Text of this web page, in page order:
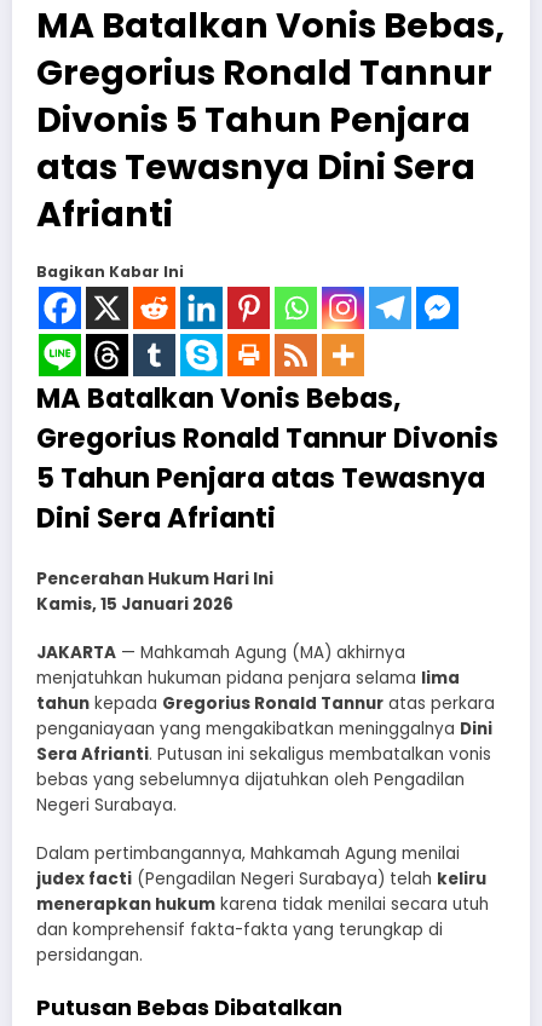
MA Batalkan Vonis Bebas,
Gregorius Ronald Tannur
Divonis 5 Tahun Penjara
atas Tewasnya Dini Sera
Afrianti
Bagikan Kabar Ini
MA Batalkan Vonis Bebas,
Gregorius Ronald Tannur Divonis
5 Tahun Penjara atas Tewasnya
Dini Sera Afrianti
Pencerahan Hukum Hari Ini
Kamis, 15 Januari 2026
JAKARTA — Mahkamah Agung (MA) akhirnya
menjatuhkan hukuman pidana penjara selama lima
tahun kepada Gregorius Ronald Tannur atas perkara
penganiayaan yang mengakibatkan meninggalnya Dini
Sera Afrianti. Putusan ini sekaligus membatalkan vonis
bebas yang sebelumnya dijatuhkan oleh Pengadilan
Negeri Surabaya.
Dalam pertimbangannya, Mahkamah Agung menilai
judex facti (Pengadilan Negeri Surabaya) telah keliru
menerapkan hukum karena tidak menilai secara utuh
dan komprehensif fakta-fakta yang terungkap di
persidangan.
Putusan Bebas Dibatalkan